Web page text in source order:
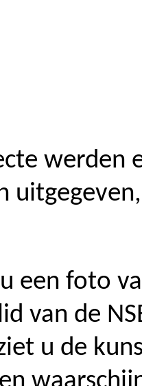
werden
een foto
van de
u de